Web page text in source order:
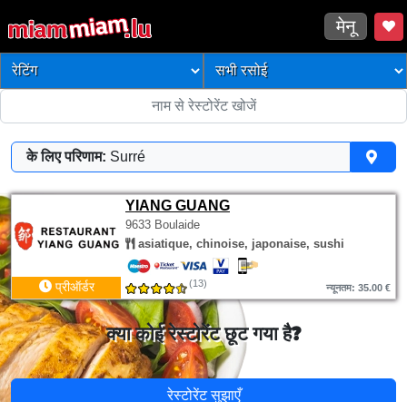
मेनू
के लिए परिणाम: Surré
YIANG GUANG
9633 Boulaide
asiatique, chinoise, japonaise, sushi
प्रीऑर्डर (13) न्यूनतम: 35.00 €
क्या कोई रेस्टोरेंट छूट गया है?
रेस्टोरेंट सुझाएँ